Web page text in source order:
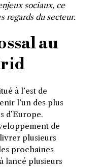
sociaux, ce
regards du secteur.
au
à l’est de
l’un des plus
d’Europe.
de
plusieurs
prochaines
lancé plusieurs